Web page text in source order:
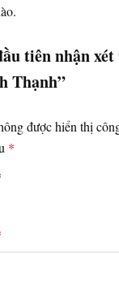
tiên nhận
Thạnh”
được hiển thị
*